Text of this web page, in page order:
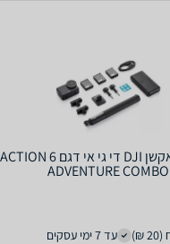
מצלמת אקשן DJI די גי אי דגם ACTION 6
ADVENTURE COMBO
₪)
עד 7 ימי עסקים